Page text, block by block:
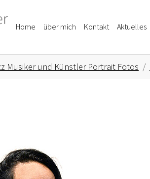
Home über mich Kontakt Aktuelles
Musiker und Künstler Portrait Fotos